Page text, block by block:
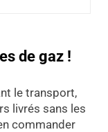
de gaz !
le transport,
livrés sans les
commander